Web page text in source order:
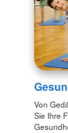
Von
Sie Ihre